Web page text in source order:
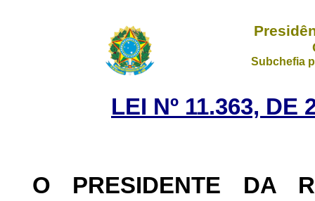
Subchefia
LEI Nº 11.363, DE
O PRESIDENTE DA